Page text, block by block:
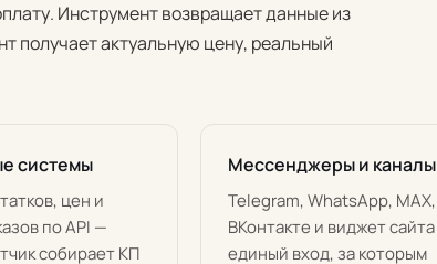
Инструмент возвращает данные из
получает актуальную цену, реальный
системы
цен и
по API —
собирает КП
Мессенджеры и каналы
Telegram, WhatsApp, MAX,
ВКонтакте и виджет
единый вход, за которым